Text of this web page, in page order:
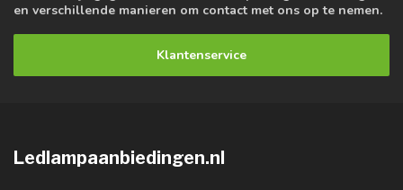
en verschillende manieren om contact met ons op te nemen.
Klantenservice
Ledlampaanbiedingen.nl